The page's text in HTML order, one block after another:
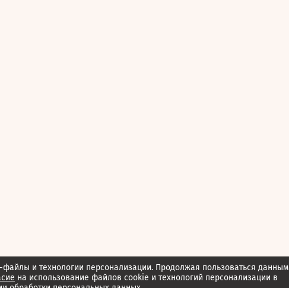
и технологии персонализации. Продолжая пользоваться данным
на использование файлов cookie и технологий персонализации в